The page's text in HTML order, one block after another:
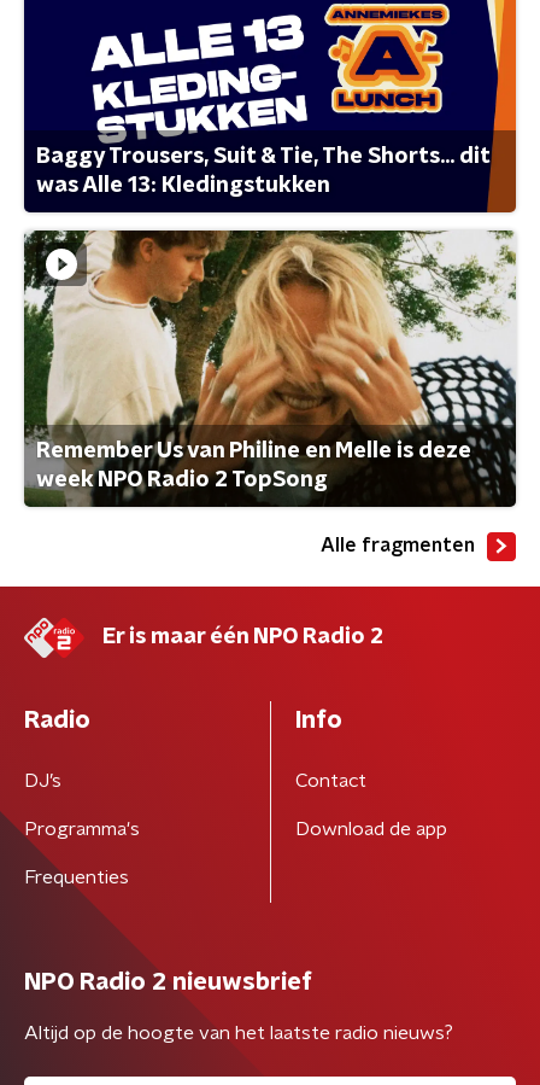
Baggy Trousers, Suit & Tie, The Shorts... dit
was Alle 13: Kledingstukken
Remember Us van Philine en Melle is deze
week NPO Radio 2 TopSong
Alle fragmenten
Er is maar één NPO Radio 2
Radio
DJ’s
Programma's
Frequenties
Info
Contact
Download de app
NPO Radio 2 nieuwsbrief
Altijd op de hoogte van het laatste radio nieuws?